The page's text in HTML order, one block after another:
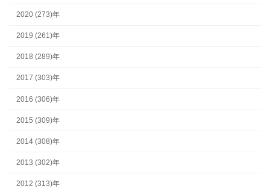
2020 (273)年
2019 (261)年
2018 (289)年
2017 (303)年
2016 (306)年
2015 (309)年
2014 (308)年
2013 (302)年
2012 (313)年